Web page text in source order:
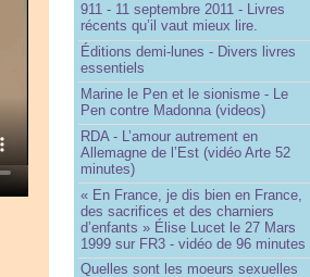
911 - 11 septembre 2011 - Livres
récents qu’il vaut mieux lire.
Éditions demi-lunes - Divers livres
essentiels
Marine le Pen et le sionisme - Le
Pen contre Madonna (videos)
RDA - L’amour autrement en
Allemagne de l’Est (vidéo Arte 52
minutes)
« En France, je dis bien en France,
des sacrifices et des charniers
d’enfants » Élise Lucet le 27 Mars
1999 sur FR3 - vidéo de 96 minutes
Quelles sont les moeurs sexuelles